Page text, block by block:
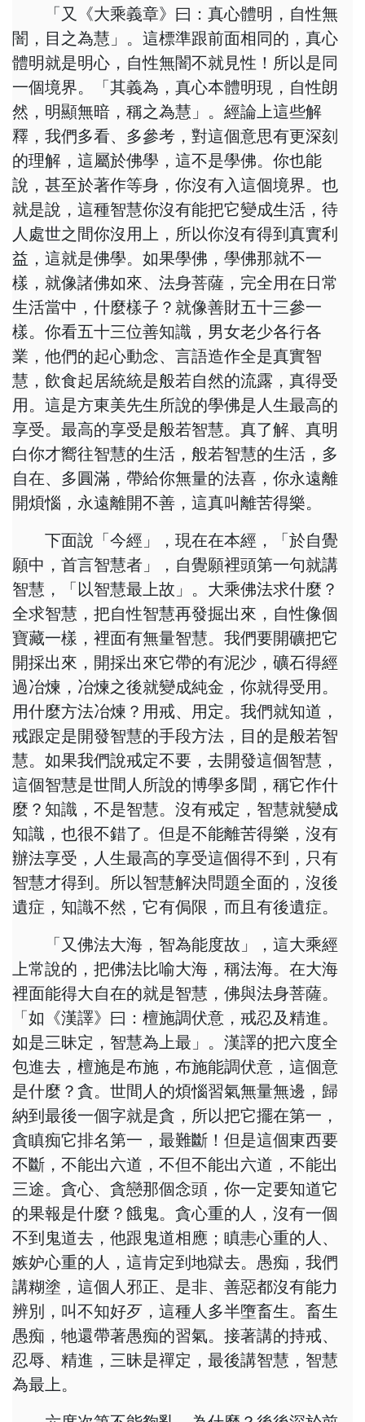
「又《大乘義章》曰：真心體明，自性無
闇，目之為慧」。這標準跟前面相同的，真心
體明就是明心，自性無闇不就見性！所以是同
一個境界。「其義為，真心本體明現，自性朗
然，明顯無暗，稱之為慧」。經論上這些解
釋，我們多看、多參考，對這個意思有更深刻
的理解，這屬於佛學，這不是學佛。你也能
說，甚至於著作等身，你沒有入這個境界。也
就是說，這種智慧你沒有能把它變成生活，待
人處世之間你沒用上，所以你沒有得到真實利
益，這就是佛學。如果學佛，學佛那就不一
樣，就像諸佛如來、法身菩薩，完全用在日常
生活當中，什麼樣子？就像善財五十三參一
樣。你看五十三位善知識，男女老少各行各
業，他們的起心動念、言語造作全是真實智
慧，飲食起居統統是般若自然的流露，真得受
用。這是方東美先生所說的學佛是人生最高的
享受。最高的享受是般若智慧。真了解、真明
白你才嚮往智慧的生活，般若智慧的生活，多
自在、多圓滿，帶給你無量的法喜，你永遠離
開煩惱，永遠離開不善，這真叫離苦得樂。
下面說「今經」，現在在本經，「於自覺
願中，首言智慧者」，自覺願裡頭第一句就講
智慧，「以智慧最上故」。大乘佛法求什麼？
全求智慧，把自性智慧再發掘出來，自性像個
寶藏一樣，裡面有無量智慧。我們要開礦把它
開採出來，開採出來它帶的有泥沙，礦石得經
過冶煉，冶煉之後就變成純金，你就得受用。
用什麼方法冶煉？用戒、用定。我們就知道，
戒跟定是開發智慧的手段方法，目的是般若智
慧。如果我們說戒定不要，去開發這個智慧，
這個智慧是世間人所說的博學多聞，稱它作什
麼？知識，不是智慧。沒有戒定，智慧就變成
知識，也很不錯了。但是不能離苦得樂，沒有
辦法享受，人生最高的享受這個得不到，只有
智慧才得到。所以智慧解決問題全面的，沒後
遺症，知識不然，它有侷限，而且有後遺症。
「又佛法大海，智為能度故」，這大乘經
上常說的，把佛法比喻大海，稱法海。在大海
裡面能得大自在的就是智慧，佛與法身菩薩。
「如《漢譯》曰：檀施調伏意，戒忍及精進。
如是三昧定，智慧為上最」。漢譯的把六度全
包進去，檀施是布施，布施能調伏意，這個意
是什麼？貪。世間人的煩惱習氣無量無邊，歸
納到最後一個字就是貪，所以把它擺在第一，
貪瞋痴它排名第一，最難斷！但是這個東西要
不斷，不能出六道，不但不能出六道，不能出
三途。貪心、貪戀那個念頭，你一定要知道它
的果報是什麼？餓鬼。貪心重的人，沒有一個
不到鬼道去，他跟鬼道相應；瞋恚心重的人、
嫉妒心重的人，這肯定到地獄去。愚痴，我們
講糊塗，這個人邪正、是非、善惡都沒有能力
辨別，叫不知好歹，這種人多半墮畜生。畜生
愚痴，牠還帶著愚痴的習氣。接著講的持戒、
忍辱、精進，三昧是禪定，最後講智慧，智慧
為最上。